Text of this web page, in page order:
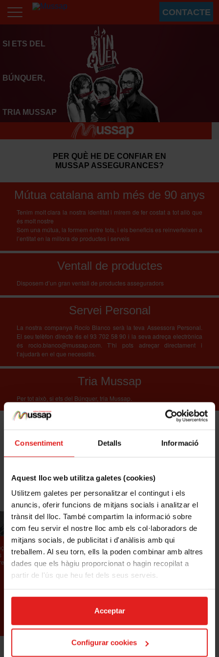
Consentiment Detalls Informació
Aquest lloc web utilitza galetes (cookies)
Utilitzem galetes per personalitzar el contingut i els
anuncis, oferir funcions de mitjans socials i analitzar el
trànsit del lloc. També compartim la informació sobre
com feu servir el nostre lloc amb els col·laboradors de
mitjans socials, de publicitat i d'anàlisis amb qui
treballem. Al seu torn, ells la poden combinar amb altres
dades que els hàgiu proporcionat o hagin recopilat a
partir de l'ús que heu fet dels seus serveis.
Acceptar
Configurar cookies
CONTACTE
SI ETS DEL
BÚNQUER,
TRIA MUSSAP
PER QUÈ HE DE CONFIAR EN
MUSSAP ASSEGURANCES?
Mútua catalana amb més de 90 anys
Tenim molt clara la nostra identitat i mirem de fer costat a tot allò que
és molt nostre
Som una mútua, la formem entre tots, i els beneficis es reinverteixen a
l’entitat en la millora de productes i serveis
Ventall de productes
Disposem d’un gran ventall de productes asseguradors
Servei Personal
La nostra companya Rocío Blanco serà la teva Assessora Personal.
El seu telèfon directe és el 93 702 58 90 i la seva adreça electrònica
és rocio.blanco@mussap.com. T’hi pots adreçar directament i
t’ajudarà en el que necessitis.
Tria Mussap
Per tot això, si ets del Búnquer, tria Mussap.
resposta a les diferents situacions personals i familiars.
LLAR
Com a casa enlloc. T’oferim una àmplia oferta
d'assegurances de la Llar per a la teva total
tranquil·litat.
CONEIX +
oi?
ASSEGURANCES MOLT NOSTRES